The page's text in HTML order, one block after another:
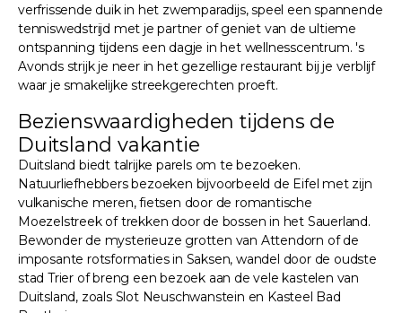
verfrissende duik in het zwemparadijs, speel een spannende
tenniswedstrijd met je partner of geniet van de ultieme
ontspanning tijdens een dagje in het wellnesscentrum. 's
Avonds strijk je neer in het gezellige restaurant bij je verblijf
waar je smakelijke streekgerechten proeft.
Bezienswaardigheden tijdens de
Duitsland vakantie
Duitsland biedt talrijke parels om te bezoeken.
Natuurliefhebbers bezoeken bijvoorbeeld de Eifel met zijn
vulkanische meren, fietsen door de romantische
Moezelstreek of trekken door de bossen in het Sauerland.
Bewonder de mysterieuze grotten van Attendorn of de
imposante rotsformaties in Saksen, wandel door de oudste
stad Trier of breng een bezoek aan de vele kastelen van
Duitsland, zoals Slot Neuschwanstein en Kasteel Bad